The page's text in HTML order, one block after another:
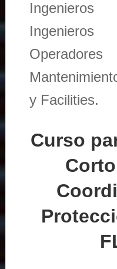
Ingenieros
y Facilities.
Curso